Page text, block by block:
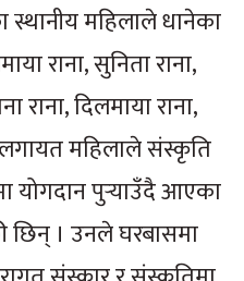
महिलाले धानेका
राना, सुनिता राना,
राना, दिलमाया राना,
महिलाले संस्कृति
योगदान पुर्‍याउँदै आएका
। उनले घरबासमा